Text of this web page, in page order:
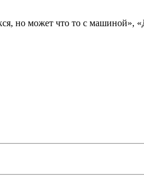
но может что то с машиной»,